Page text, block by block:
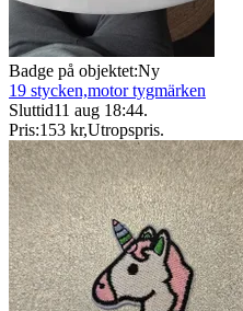
Badge på objektet:Ny
19 stycken,motor tygmärken
Sluttid11 aug 18:44.
Pris:153 kr,Utropspris.